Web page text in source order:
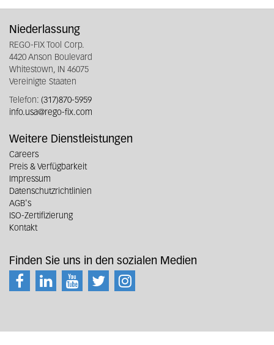
Niederlassung
REGO-FIX Tool Corp.
4420 Anson Boulevard
Whitestown, IN 46075
Vereinigte Staaten
Telefon: (317)870-5959
info.usa@rego-fix.com
Weitere Dienstleistungen
Careers
Preis & Verfügbarkeit
Impressum
Datenschutzrichtlinien
AGB's
ISO-Zertifizierung
Kontakt
Finden Sie uns in den sozialen Medien